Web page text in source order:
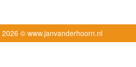
2026 © www.janvanderhoorn.nl